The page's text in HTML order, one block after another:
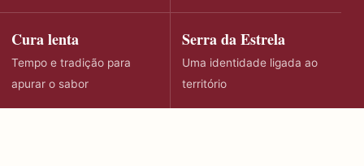
Cura lenta
Tempo e tradição para
apurar o sabor
Serra da Estrela
Uma identidade ligada ao
território